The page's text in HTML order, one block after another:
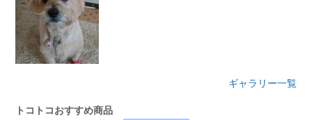
ギャラリー一覧
トコトコおすすめ商品